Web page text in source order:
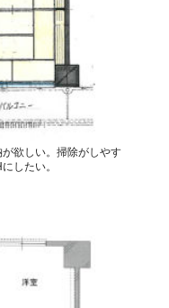
欲しい。掃除がしやす
したい。